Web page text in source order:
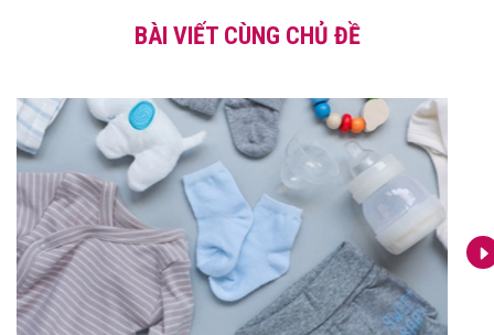
BÀI VIẾT CÙNG CHỦ ĐỀ